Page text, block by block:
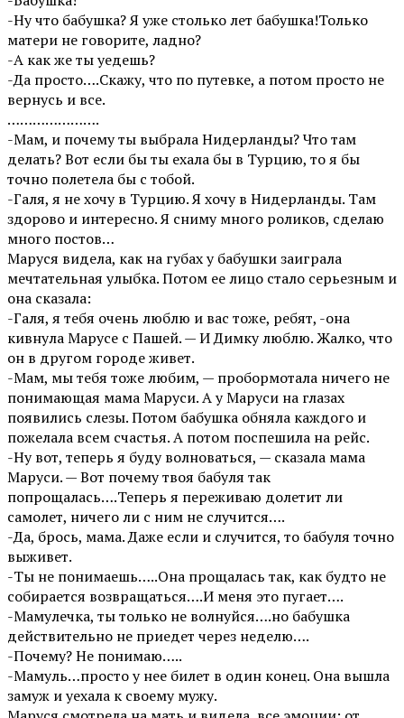
-Ну что бабушка? Я уже столько лет бабушка!Только
матери не говорите, ладно?
-А как же ты уедешь?
-Да просто….Скажу, что по путевке, а потом просто не
вернусь и все.
………………….
-Мам, и почему ты выбрала Нидерланды? Что там
делать? Вот если бы ты ехала бы в Турцию, то я бы
точно полетела бы с тобой.
-Галя, я не хочу в Турцию. Я хочу в Нидерланды. Там
здорово и интересно. Я сниму много роликов, сделаю
много постов…
Маруся видела, как на губах у бабушки заиграла
мечтательная улыбка. Потом ее лицо стало серьезным и
она сказала:
-Галя, я тебя очень люблю и вас тоже, ребят, -она
кивнула Марусе с Пашей. — И Димку люблю. Жалко, что
он в другом городе живет.
-Мам, мы тебя тоже любим, — пробормотала ничего не
понимающая мама Маруси. А у Маруси на глазах
появились слезы. Потом бабушка обняла каждого и
пожелала всем счастья. А потом поспешила на рейс.
-Ну вот, теперь я буду волноваться, — сказала мама
Маруси. — Вот почему твоя бабуля так
попрощалась….Теперь я переживаю долетит ли
самолет, ничего ли с ним не случится….
-Да, брось, мама. Даже если и случится, то бабуля точно
выживет.
-Ты не понимаешь…..Она прощалась так, как будто не
собирается возвращаться….И меня это пугает….
-Мамулечка, ты только не волнуйся….но бабушка
действительно не приедет через неделю….
-Почему? Не понимаю…..
-Мамуль…просто у нее билет в один конец. Она вышла
замуж и уехала к своему мужу.